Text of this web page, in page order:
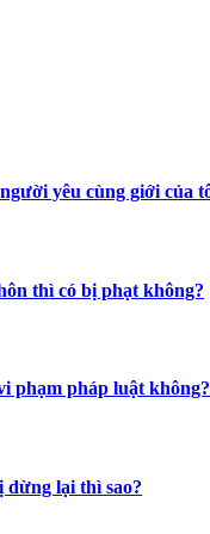
yêu cùng giới của
thì có bị phạt không?
phạm pháp luật không?
dừng lại thì sao?